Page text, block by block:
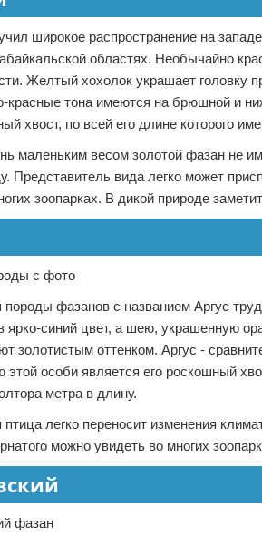
широкое распространение на
областях. Необычайно
Желтый хохолок украшает головку
красные тона имеются на брюшной и
хвост, по всей его длине которого
маленьким весом золотой фазан не
Представитель вида легко может
зоопарках. В дикой природе
породы фазанов с названием Аргус
ярко-синий цвет, а шею, украшенную
золотистым оттенком. Аргус -
этой особи является его роскошный
метра в длину.
птица легко переносит изменения
можно увидеть во многих